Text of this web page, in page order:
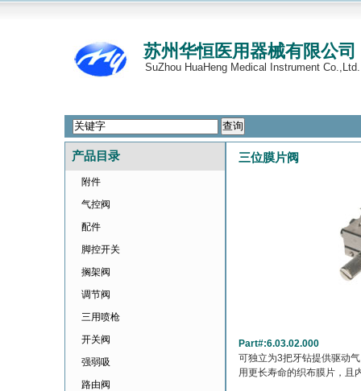
苏州华恒医用器械有限公司
SuZhou HuaHeng Medical Instrument Co.,Ltd.
产品目录
附件
气控阀
配件
脚控开关
搁架阀
调节阀
三用喷枪
开关阀
强弱吸
路由阀
三位膜片阀
Part#:6.03.02.000
可独立为3把牙钻提供驱动
用更长寿命的织布膜片，且